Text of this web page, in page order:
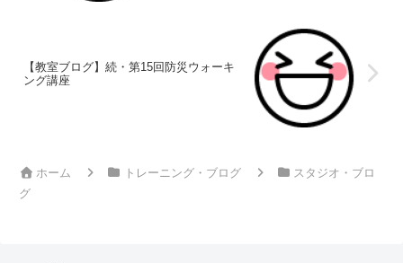
【教室ブログ】続・第15回防災ウォーキ
ング講座
ホーム トレーニング・ブログ
スタジオ・ブロ
グ